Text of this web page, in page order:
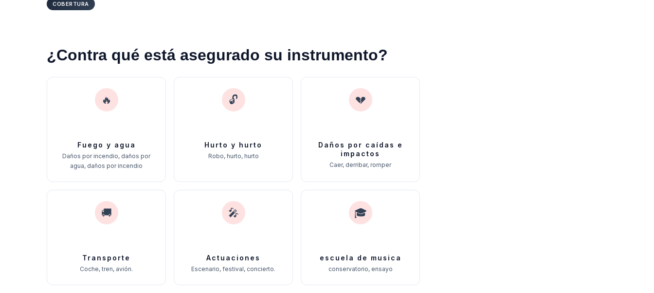
COBERTURA
¿Contra qué está asegurado su instrumento?
🔥
Fuego y agua
Daños por incendio, daños por
agua, daños por incendio
🔓
Hurto y hurto
Robo, hurto, hurto
💔
Daños por caídas e
impactos
Caer, derribar, romper
🚚
Transporte
Coche, tren, avión.
🎤
Actuaciones
Escenario, festival, concierto.
🎓
escuela de musica
conservatorio, ensayo